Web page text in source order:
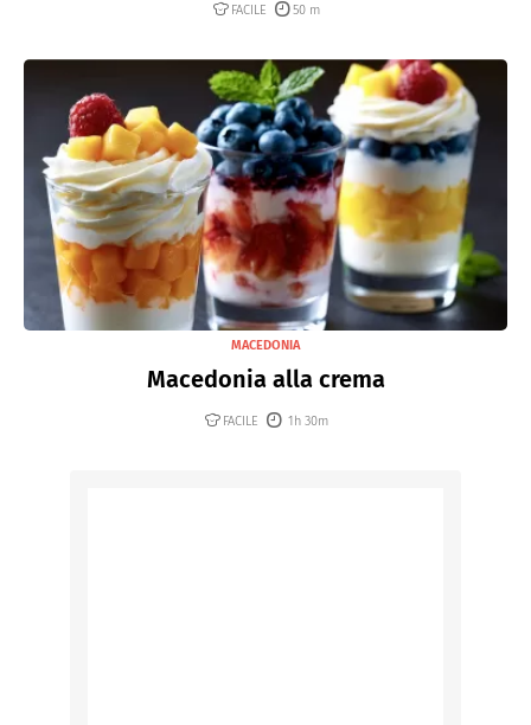
FACILE 50 m
MACEDONIA
Macedonia alla crema
FACILE 1h 30m